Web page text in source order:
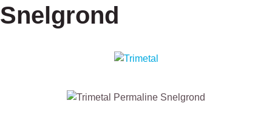
Snelgrond
Afbeeldingengalerij overslaan